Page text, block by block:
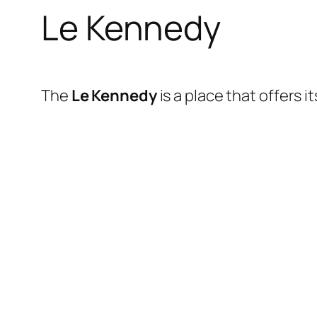
Le Kennedy
The Le Kennedyis a place that offers